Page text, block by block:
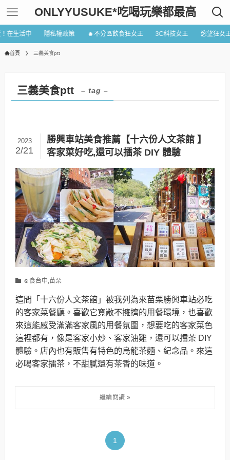
ONLYYUSUKE*吃喝玩樂都最高
在生活中 隱私權政策 ☻不分區飲食狂女王 3C科技女王 慾望狂女
首頁 三義美食ptt
三義美食ptt – tag –
勝興車站美食推薦【十六份人文茶館 】
客家菜好吃,還可以擂茶 DIY 體驗
2023
2/21
☺食台中,苗栗
這間「十六份人文茶館」被我列為來苗栗勝興車站必吃
的客家菜餐廳。喜歡它寬敞不擁擠的用餐環境，也喜歡
來這能感受滿滿客家風的用餐氛圍，想要吃的客家菜色
這裡都有，像是客家小炒、客家油雞，還可以擂茶 DIY
體驗。店內也有販售有特色的烏龍茶麵、紀念品。來這
必喝客家擂茶，不甜膩還有茶香的味道。
1